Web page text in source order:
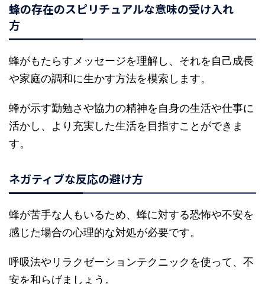
蜂の存在のスピリチュアルな意味の受け入れ
方
蜂がもたらすメッセージを理解し、それを自己成長
や家庭の調和に生かす方法を模索します。
蜂が示す勤勉さや協力の精神を自身の生活や仕事に
活かし、より充実した生活を目指すことができま
す。
ネガティブな反応の避け方
蜂が苦手な人もいるため、蜂に対する恐怖や不安を
感じた場合の心理的な対処が必要です。
呼吸法やリラクゼーションテクニックを使って、不
安を和らげましょう。